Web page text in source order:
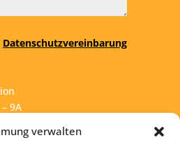
verwalten
Datenschutzvereinbarung
9A